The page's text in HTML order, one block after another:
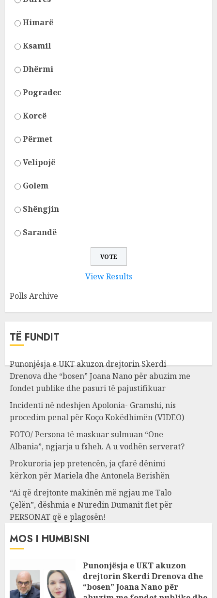
Himarë
Ksamil
Dhërmi
Pogradec
Korcë
Përmet
Velipojë
Golem
Shëngjin
Sarandë
View Results
Polls Archive
TË FUNDIT
Punonjësja e UKT akuzon drejtorin Skerdi
Drenova dhe “bosen” Joana Nano për abuzim me
fondet publike dhe pasuri të pajustifikuar
Incidenti në ndeshjen Apolonia- Gramshi, nis
procedim penal për Koço Kokëdhimën (VIDEO)
FOTO/ Persona të maskuar sulmuan “One
Albania”, ngjarja u fsheh. A u vodhën serverat?
Prokuroria jep pretencën, ja çfarë dënimi
kërkon për Mariela dhe Antonela Berishën
“Ai që drejtonte makinën më ngjau me Talo
Çelën”, dëshmia e Nuredin Dumanit flet për
PERSONAT që e plagosën!
MOS I HUMBISNI
Punonjësja e UKT akuzon
drejtorin Skerdi Drenova dhe
“bosen” Joana Nano për